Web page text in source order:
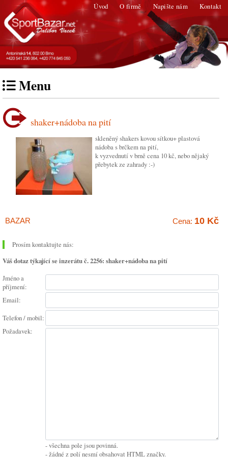
Úvod O firmě Napište nám Kontakt
Menu
shaker+nádoba na pití
skleněný shakers kovou sítkou+ plastová
nádoba s brčkem na pití,
k vyzvednutí v brně cena 10 kč, nebo nějaký
přebytek ze zahrady :-)
BAZAR Cena: 10 Kč
Prosím kontaktujte nás:
Váš dotaz týkající se inzerátu č. 2256: shaker+nádoba na pití
Jméno a
příjmení:
Email:
Telefon / mobil:
Požadavek:
- všechna pole jsou povinná.
- žádné z polí nesmí obsahovat HTML značky.